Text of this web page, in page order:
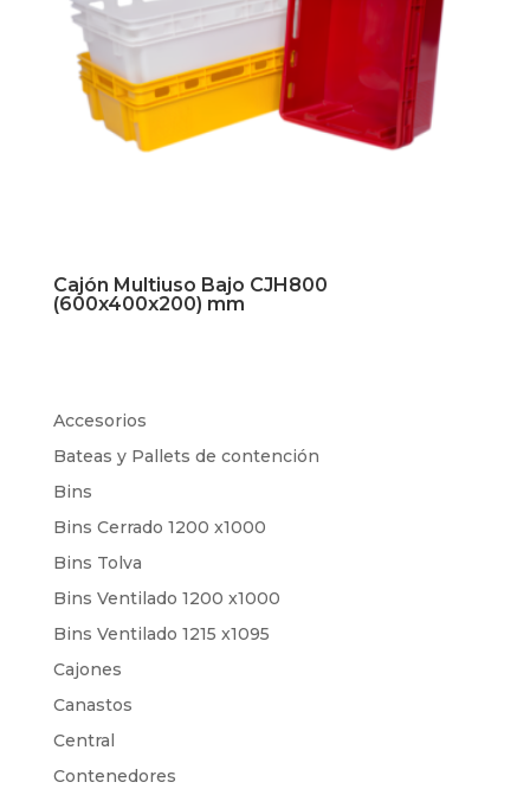
Cajón Multiuso Bajo CJH800
(600x400x200) mm
Accesorios
Bateas y Pallets de contención
Bins
Bins Cerrado 1200 x1000
Bins Tolva
Bins Ventilado 1200 x1000
Bins Ventilado 1215 x1095
Cajones
Canastos
Central
Contenedores